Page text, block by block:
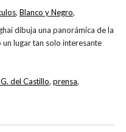
dibuja una panorámica de la
lugar tan solo interesante
, Blanco y Negro,
del Castillo,prensa,